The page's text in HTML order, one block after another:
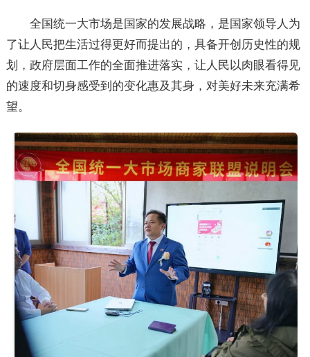
全国统一大市场是国家的发展战略，是国家领导人为
了让人民把生活过得更好而提出的，具备开创历史性的规
划，政府层面工作的全面推进落实，让人民以肉眼看得见
的速度和切身感受到的变化惠及其身，对美好未来充满希
望。